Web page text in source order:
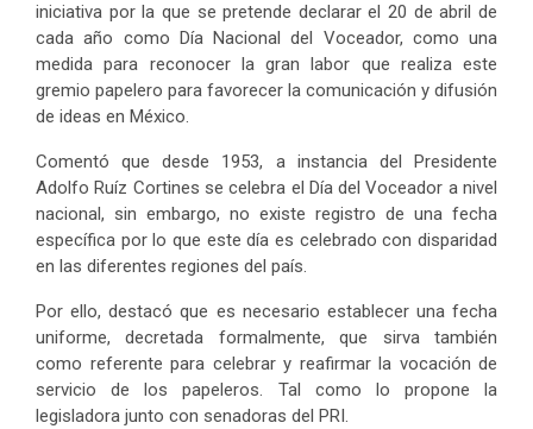
iniciativa por la que se pretende declarar el 20 de abril de
cada año como Día Nacional del Voceador, como una
medida para reconocer la gran labor que realiza este
gremio papelero para favorecer la comunicación y difusión
de ideas en México.
Comentó que desde 1953, a instancia del Presidente
Adolfo Ruíz Cortines se celebra el Día del Voceador a nivel
nacional, sin embargo, no existe registro de una fecha
específica por lo que este día es celebrado con disparidad
en las diferentes regiones del país.
Por ello, destacó que es necesario establecer una fecha
uniforme, decretada formalmente, que sirva también
como referente para celebrar y reafirmar la vocación de
servicio de los papeleros. Tal como lo propone la
legisladora junto con senadoras del PRI.